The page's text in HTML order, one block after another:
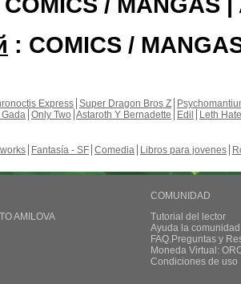
: COMICS /
Express Super Dragon Bros Z
Only Two Astaroth Y Bernadette Edil
Leth Hate
Fantasía - SF Comedia Libros para jovenes
AMILOVA
COMUNIDAD
Tutorial del lector
Ayuda la
FAQ.Preguntas y
Moneda Virtual:
Condiciones de uso